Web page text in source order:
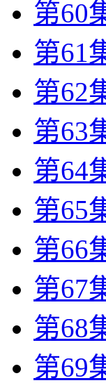
第60
第61
第62
第63
第64
第65
第66
第67
第68
第69